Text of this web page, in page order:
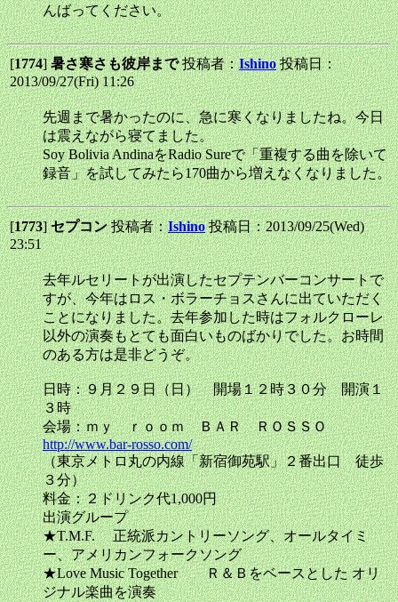
んばってください。
[1774]暑さ寒さも彼岸まで投稿者：Ishino 投稿日：
2013/09/27(Fri) 11:26
先週まで暑かったのに、急に寒くなりましたね。今日
は震えながら寝てました。
Soy Bolivia AndinaをRadio Sureで「重複する曲を除いて
録音」を試してみたら170曲から増えなくなりました。
[1773]セプコン投稿者：Ishino 投稿日：2013/09/25(Wed)
23:51
去年ルセリートが出演したセプテンバーコンサートで
すが、今年はロス・ボラーチョスさんに出ていただく
ことになりました。去年参加した時はフォルクローレ
以外の演奏もとても面白いものばかりでした。お時間
のある方は是非どうぞ。
日時：９月２９日（日） 開場１２時３０分 開演１
３時
会場：ｍｙ ｒｏｏｍ ＢＡＲ ＲＯＳＳＯ
http://www.bar-rosso.com/
（東京メトロ丸の内線「新宿御苑駅」２番出口 徒歩
３分）
料金：２ドリンク代1,000円
出演グループ
★T.M.F. 正統派カントリーソング、オールタイミ
ー、アメリカンフォークソング
★Love Music Together Ｒ＆Ｂをベースとした オリ
ジナル楽曲を演奏